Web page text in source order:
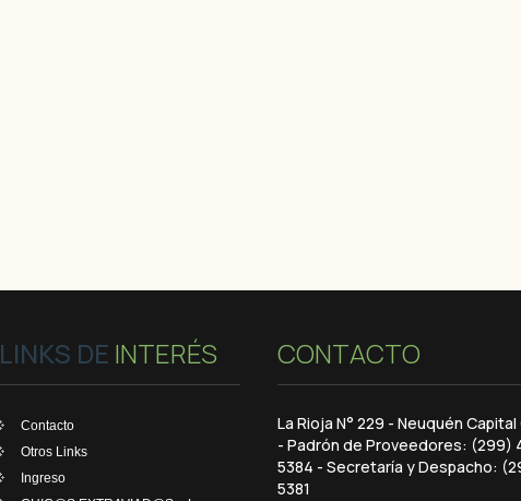
LINKS DE INTERÉS
Contacto
Otros Links
Ingreso
CONTACTO
La Rioja N° 229 - Neuquén
- Padrón de Proveedores: (299)
5384 - Secretaría y Despacho:
5381